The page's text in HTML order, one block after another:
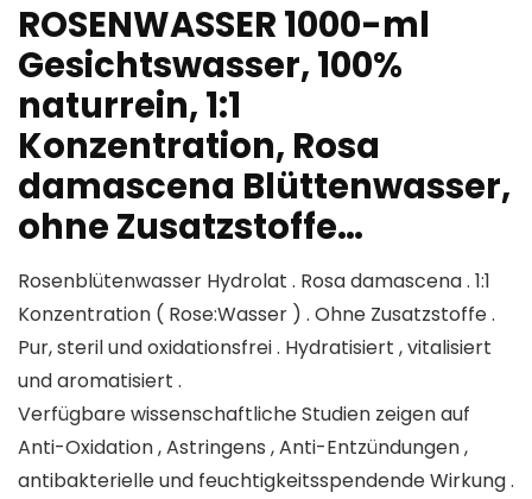
ROSENWASSER 1000-ml
Gesichtswasser, 100%
naturrein, 1:1
Konzentration, Rosa
damascena Blüttenwasser,
ohne Zusatzstoffe…
Rosenblütenwasser Hydrolat . Rosa damascena . 1:1
Konzentration ( Rose:Wasser ) . Ohne Zusatzstoffe .
Pur, steril und oxidationsfrei . Hydratisiert , vitalisiert
und aromatisiert .
Verfügbare wissenschaftliche Studien zeigen auf
Anti-Oxidation , Astringens , Anti-Entzündungen ,
antibakterielle und feuchtigkeitsspendende Wirkung .